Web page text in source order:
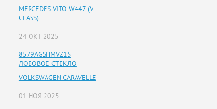
MERCEDES VITO W447 (V-
CLASS)
24 ОКТ 2025
8579AGSHMVZ15
ЛОБОВОЕ СТЕКЛО
VOLKSWAGEN CARAVELLE
01 НОЯ 2025